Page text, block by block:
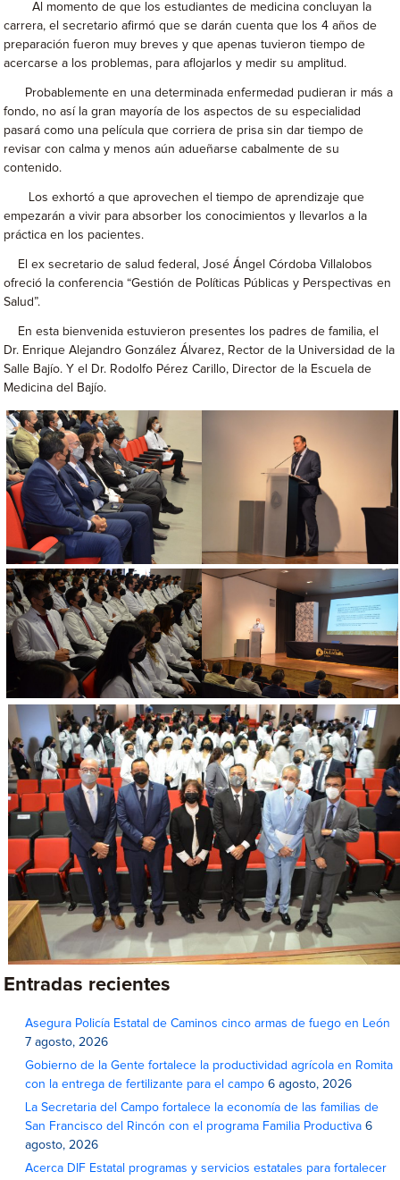
Al momento de que los estudiantes de medicina concluyan la
carrera, el secretario afirmó que se darán cuenta que los 4 años de
preparación fueron muy breves y que apenas tuvieron tiempo de
acercarse a los problemas, para aflojarlos y medir su amplitud.
Probablemente en una determinada enfermedad pudieran ir más a
fondo, no así la gran mayoría de los aspectos de su especialidad
pasará como una película que corriera de prisa sin dar tiempo de
revisar con calma y menos aún adueñarse cabalmente de su
contenido.
Los exhortó a que aprovechen el tiempo de aprendizaje que
empezarán a vivir para absorber los conocimientos y llevarlos a la
práctica en los pacientes.
El ex secretario de salud federal, José Ángel Córdoba Villalobos
ofreció la conferencia “Gestión de Políticas Públicas y Perspectivas en
Salud”.
En esta bienvenida estuvieron presentes los padres de familia, el
Dr. Enrique Alejandro González Álvarez, Rector de la Universidad de la
Salle Bajío. Y el Dr. Rodolfo Pérez Carillo, Director de la Escuela de
Medicina del Bajío.
Entradas recientes
Asegura Policía Estatal de Caminos cinco armas de fuego en León
7 agosto, 2026
Gobierno de la Gente fortalece la productividad agrícola en Romita
con la entrega de fertilizante para el campo 6 agosto, 2026
La Secretaria del Campo fortalece la economía de las familias de
San Francisco del Rincón con el programa Familia Productiva 6
agosto, 2026
Acerca DIF Estatal programas y servicios estatales para fortalecer